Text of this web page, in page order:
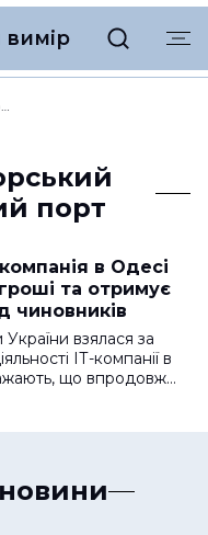
Одеський морський торговельний порт
порт
в Одесі
та отримує
чиновників
взялася за
ІТ-компанії в
що впродовж…